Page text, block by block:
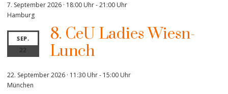
7. September 2026 · 18:00 Uhr-21:00 Uhr
Hamburg
SEP.
22
8. CeU Ladies Wiesn-
Lunch
22. September 2026 · 11:30 Uhr- 15:00 Uhr
München